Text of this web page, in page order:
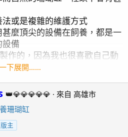
或是複雜的維護方式
麼頂尖的設備在飼養，都是一
備
作的，因為我也很喜歡自己動
範圍內我也會試著做做看。
缸當作一個休閒興趣---簡單、
置的過程中我也會陸續地整理
下展開……
👑💎💎💎💎💎 · 來自 高雄市
珊瑚缸
版主